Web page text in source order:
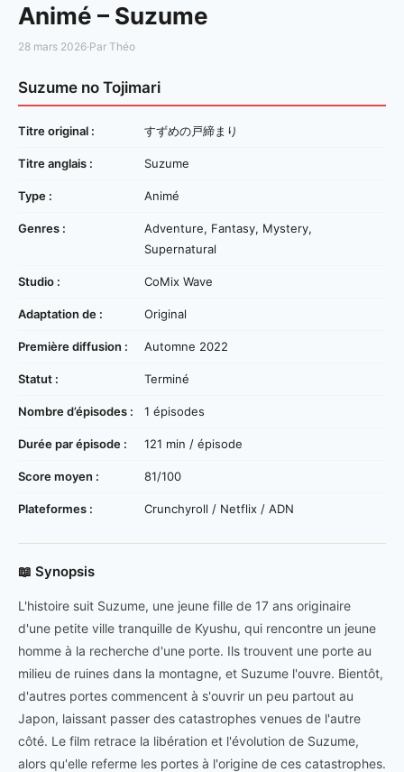
Animé – Suzume
28 mars 2026·Par Théo
Suzume no Tojimari
Titre original : すずめの戸締まり
Titre anglais : Suzume
Type : Animé
Genres :
Adventure, Fantasy, Mystery,
Supernatural
Studio : CoMix Wave
Adaptation de : Original
Première diffusion : Automne 2022
Statut : Terminé
Nombre d’épisodes : 1 épisodes
Durée par épisode : 121 min / épisode
Score moyen : 81/100
Plateformes : Crunchyroll / Netflix / ADN
📖 Synopsis
L'histoire suit Suzume, une jeune fille de 17 ans originaire
d'une petite ville tranquille de Kyushu, qui rencontre un jeune
homme à la recherche d'une porte. Ils trouvent une porte au
milieu de ruines dans la montagne, et Suzume l'ouvre. Bientôt,
d'autres portes commencent à s'ouvrir un peu partout au
Japon, laissant passer des catastrophes venues de l'autre
côté. Le film retrace la libération et l'évolution de Suzume,
alors qu'elle referme les portes à l'origine de ces catastrophes.